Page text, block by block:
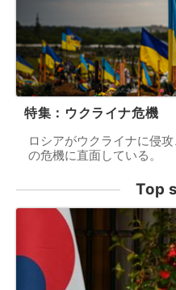
特集：ウクライナ危機
ロシアがウクライナに侵
の危機に直面している。
Top